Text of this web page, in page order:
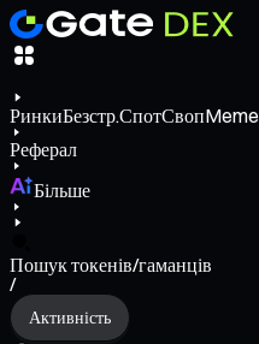
РинкиБезстр.СпотСвопMeme
Реферал
Більше
Пошук токенів/гаманців
/
Активність